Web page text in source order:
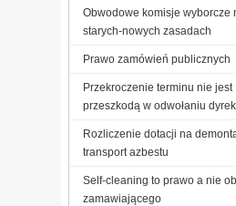
Obwodowe komisje wyborcze
starych-nowych zasadach
Prawo zamówień publicznych
Przekroczenie terminu nie jest
przeszkodą w odwołaniu
Rozliczenie dotacji na
transport azbestu
Self-cleaning to prawo a nie
zamawiającego